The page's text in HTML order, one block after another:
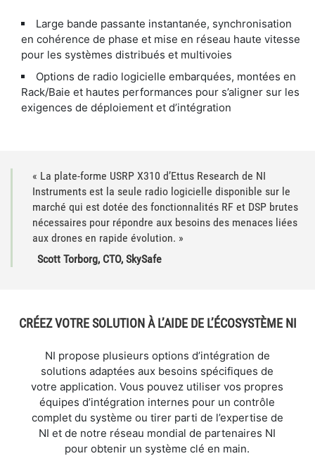
Large bande passante instantanée, synchronisation
en cohérence de phase et mise en réseau haute vitesse
pour les systèmes distribués et multivoies
Options de radio logicielle embarquées, montées en
Rack/Baie et hautes performances pour s’aligner sur les
exigences de déploiement et d’intégration
« La plate-forme USRP X310 d’Ettus Research de NI
Instruments est la seule radio logicielle disponible sur le
marché qui est dotée des fonctionnalités RF et DSP brutes
nécessaires pour répondre aux besoins des menaces liées
aux drones en rapide évolution. »
Scott Torborg, CTO, SkySafe
CRÉEZ VOTRE SOLUTION À L’AIDE DE L’ÉCOSYSTÈME NI
NI propose plusieurs options d’intégration de
solutions adaptées aux besoins spécifiques de
votre application. Vous pouvez utiliser vos propres
équipes d’intégration internes pour un contrôle
complet du système ou tirer parti de l’expertise de
NI et de notre réseau mondial de partenaires NI
pour obtenir un système clé en main.